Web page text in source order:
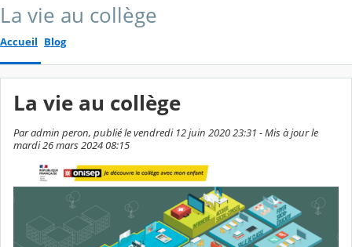
La vie au collège
Accueil Blog
La vie au collège
Par admin peron, publié le vendredi 12 juin 2020 23:31 - Mis à jour le
mardi 26 mars 2024 08:15